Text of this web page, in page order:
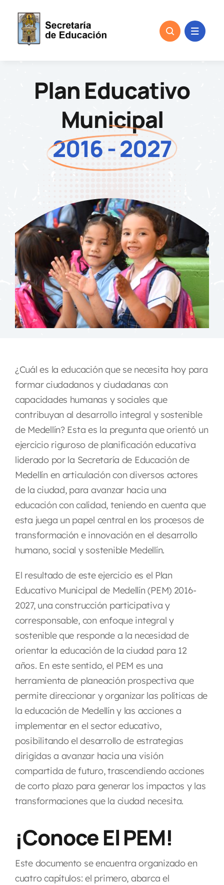
content
Plan Educativo
Municipal
2016 - 2027
¿Cuál es la educación que se necesita hoy para
formar ciudadanos y ciudadanas con
capacidades humanas y sociales que
contribuyan al desarrollo integral y sostenible
de Medellín? Esta es la pregunta que orientó un
ejercicio riguroso de planificación educativa
liderado por la Secretaría de Educación de
Medellín en articulación con diversos actores
de la ciudad, para avanzar hacia una
educación con calidad, teniendo en cuenta que
esta juega un papel central en los procesos de
transformación e innovación en el desarrollo
humano, social y sostenible Medellín.
El resultado de este ejercicio es el Plan
Educativo Municipal de Medellín (PEM) 2016-
2027,una construcción participativa y
corresponsable, con enfoque integral y
sostenible que responde a la necesidad de
orientar la educación de la ciudad para 12
años. En este sentido, el PEM es una
herramienta de planeación prospectiva que
permite direccionar y organizar las políticas de
la educación de Medellín y las acciones a
implementar en el sector educativo,
posibilitando el desarrollo de estrategias
dirigidas a avanzar hacia una visión
compartida de futuro, trascendiendo acciones
de corto plazo para generar los impactos y las
transformaciones que la ciudad necesita.
¡Conoce El PEM!
Este documento se encuentra organizado en
cuatro capítulos: el primero, abarca el